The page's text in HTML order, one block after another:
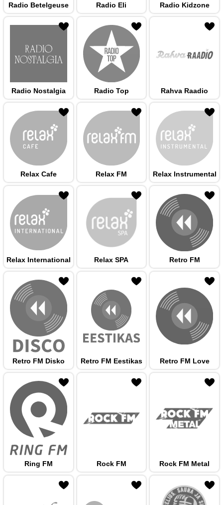
Radio Betelgeuse Radio Eli Radio Kidzone
Radio Nostalgia Radio Top Rahva Raadio
Relax Cafe Relax FM Relax Instrumental
Relax International Relax SPA Retro FM
Retro FM Disko Retro FM Eestikas Retro FM Love
Ring FM Rock FM Rock FM Metal